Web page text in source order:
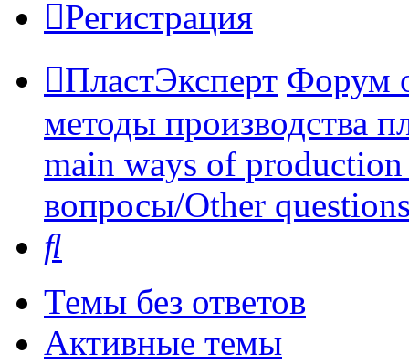
Регистрация
ПластЭксперт Форум
методы производства
main ways of
вопросы/Other
Темы без ответов
Активные темы